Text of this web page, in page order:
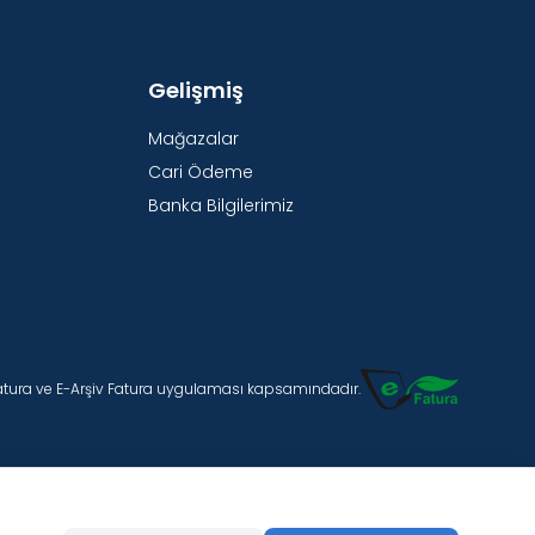
Gelişmiş
Mağazalar
Cari Ödeme
Banka Bilgilerimiz
ve E-Arşiv Fatura uygulaması kapsamındadır.